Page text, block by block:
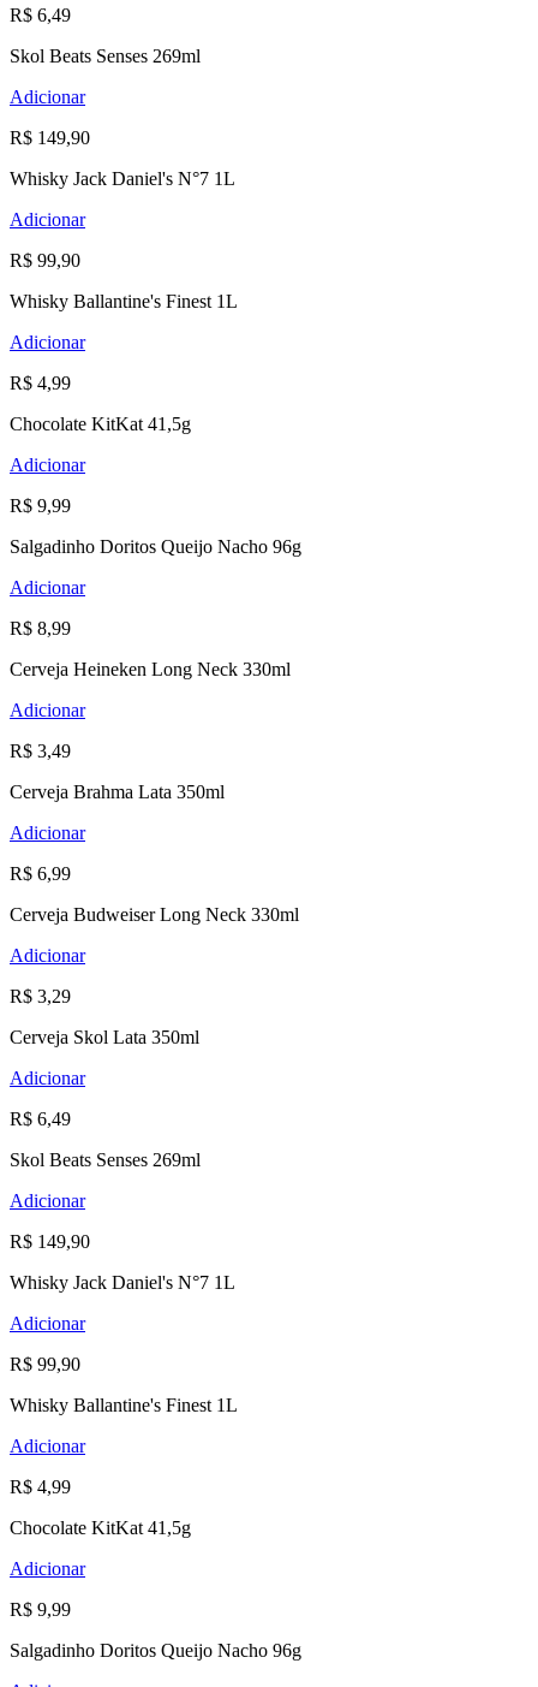
R$ 6,49
Skol Beats Senses 269ml
Adicionar
R$ 149,90
Whisky Jack Daniel's N°7 1L
Adicionar
R$ 99,90
Whisky Ballantine's Finest 1L
Adicionar
R$ 4,99
Chocolate KitKat 41,5g
Adicionar
R$ 9,99
Salgadinho Doritos Queijo Nacho 96g
Adicionar
R$ 8,99
Cerveja Heineken Long Neck 330ml
Adicionar
R$ 3,49
Cerveja Brahma Lata 350ml
Adicionar
R$ 6,99
Cerveja Budweiser Long Neck 330ml
Adicionar
R$ 3,29
Cerveja Skol Lata 350ml
Adicionar
R$ 6,49
Skol Beats Senses 269ml
Adicionar
R$ 149,90
Whisky Jack Daniel's N°7 1L
Adicionar
R$ 99,90
Whisky Ballantine's Finest 1L
Adicionar
R$ 4,99
Chocolate KitKat 41,5g
Adicionar
R$ 9,99
Salgadinho Doritos Queijo Nacho 96g